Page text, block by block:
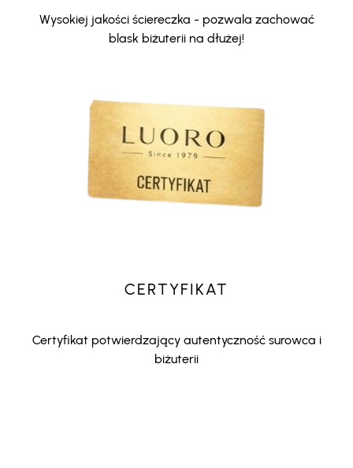
Wysokiej jakości ściereczka - pozwala zachować
blask biżuterii na dłużej!
CERTYFIKAT
Certyfikat potwierdzający autentyczność surowca i
biżuterii